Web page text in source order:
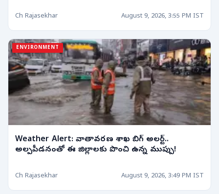
Ch Rajasekhar August 9, 2026, 3:55 PM IST
ENVIRONMENT
Weather Alert: వాతావరణ శాఖ బిగ్ అలర్ట్..
అల్పపీడనంతో ఈ జిల్లాలకు పొంచి ఉన్న ముప్పు!
Ch Rajasekhar August 9, 2026, 3:49 PM IST